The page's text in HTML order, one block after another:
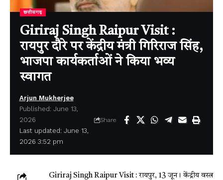
छत्तीसगढ़
Giriraj Singh Raipur Visit :
रायपुर दौरे पर केंद्रीय मंत्री गिरिराज सिंह,
भाजपा कार्यकर्ताओं ने किया भव्य
स्वागत
Last updated: June 13,
2026 3:52 pm
Arjun Mukherjee
Published: June 13,
2026
Share
Giriraj Singh Raipur Visit : रायपुर, 13 जून। केंद्रीय वस्त्र